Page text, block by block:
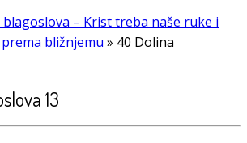
blagoslova – Krist treba naše ruke i
bližnjemu » 40 Dolina
13